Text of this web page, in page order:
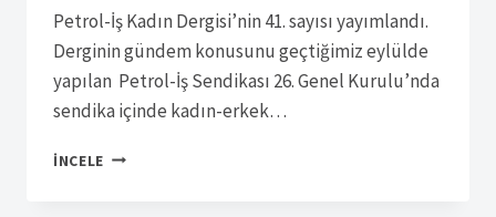
Petrol-İş Kadın Dergisi’nin 41. sayısı yayımlandı.
Derginin gündem konusunu geçtiğimiz eylülde
yapılan Petrol-İş Sendikası 26. Genel Kurulu’nda
sendika içinde kadın-erkek…
İNCELE SÜRELI